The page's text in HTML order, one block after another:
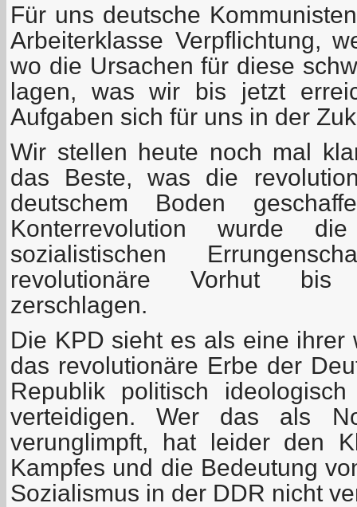
Für uns deutsche
Arbeiterklasse Verpflichtung,
wo die Ursachen für diese
lagen, was wir bis jetzt
Aufgaben sich für uns in der
Wir stellen heute noch mal
das Beste, was die
deutschem Boden
Konterrevolution wurde
sozialistischen
revolutionäre Vorhut bis
zerschlagen.
Die KPD sieht es als eine ihrer
das revolutionäre Erbe der
Republik politisch
verteidigen. Wer das als
verunglimpft, hat leider den
Kampfes und die Bedeutung
Sozialismus in der DDR nicht